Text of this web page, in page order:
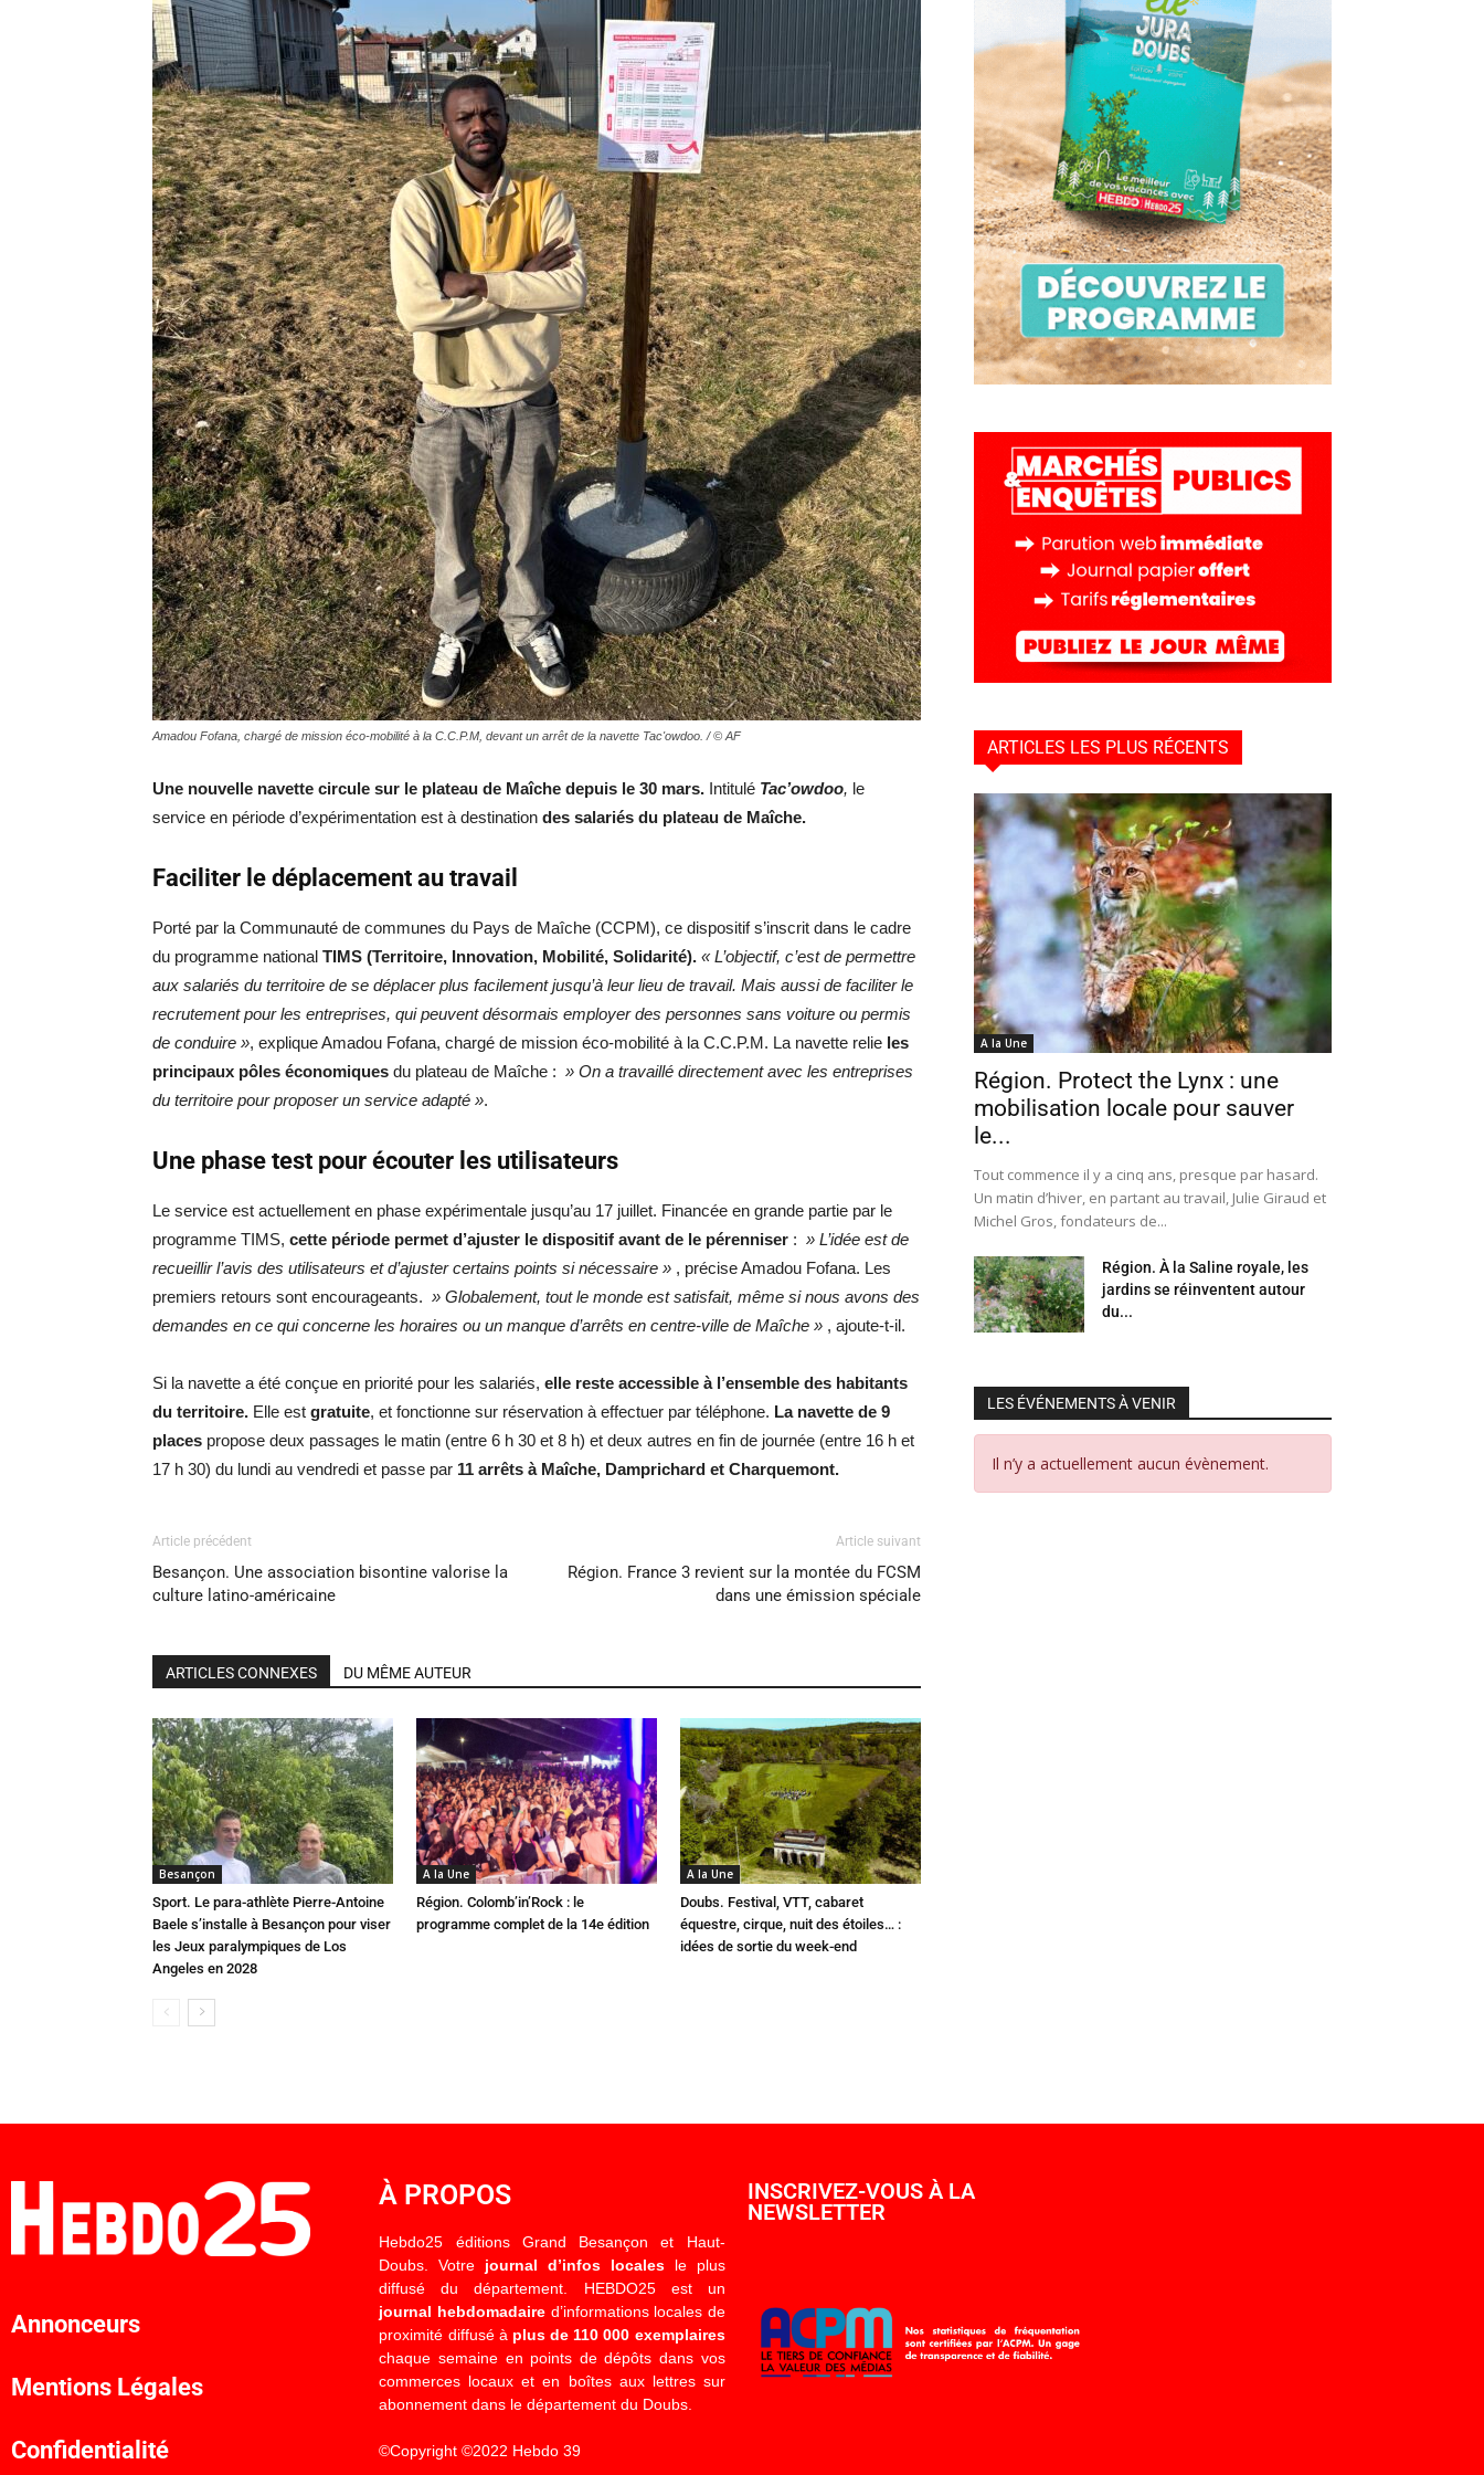
Amadou Fofana, chargé de mission éco-mobilité à la C.C.P.M, devant un arrêt de la navette Tac'owdoo. / © AF
Une nouvelle navette circule sur le plateau de Maîche depuis le 30 mars. Intitulé Tac’owdoo, le
service en période d’expérimentation est à destination des salariés du plateau de Maîche.
Faciliter le déplacement au travail
Porté par la Communauté de communes du Pays de Maîche (CCPM), ce dispositif s’inscrit dans le cadre
du programme national TIMS (Territoire, Innovation, Mobilité, Solidarité). « L’objectif, c’est de permettre
aux salariés du territoire de se déplacer plus facilement jusqu’à leur lieu de travail. Mais aussi de faciliter le
recrutement pour les entreprises, qui peuvent désormais employer des personnes sans voiture ou permis
de conduire », explique Amadou Fofana, chargé de mission éco-mobilité à la C.C.P.M. La navette relie les
principaux pôles économiques du plateau de Maîche : » On a travaillé directement avec les entreprises
du territoire pour proposer un service adapté ».
Une phase test pour écouter les utilisateurs
Le service est actuellement en phase expérimentale jusqu’au 17 juillet. Financée en grande partie par le
programme TIMS, cette période permet d’ajuster le dispositif avant de le pérenniser : » L’idée est de
recueillir l’avis des utilisateurs et d’ajuster certains points si nécessaire » , précise Amadou Fofana. Les
premiers retours sont encourageants. » Globalement, tout le monde est satisfait, même si nous avons des
demandes en ce qui concerne les horaires ou un manque d’arrêts en centre-ville de Maîche » , ajoute-t-il.
Si la navette a été conçue en priorité pour les salariés, elle reste accessible à l’ensemble des habitants
du territoire. Elle est gratuite, et fonctionne sur réservation à effectuer par téléphone. La navette de 9
places propose deux passages le matin (entre 6 h 30 et 8 h) et deux autres en fin de journée (entre 16 h et
17 h 30) du lundi au vendredi et passe par 11 arrêts à Maîche, Damprichard et Charquemont.
Article précédent
Besançon. Une association bisontine valorise la
culture latino-américaine
Article suivant
Région. France 3 revient sur la montée du FCSM
dans une émission spéciale
ARTICLES CONNEXES DU MÊME AUTEUR
Besançon
Sport. Le para-athlète Pierre-Antoine
Baele s’installe à Besançon pour viser
les Jeux paralympiques de Los
Angeles en 2028
A la Une
Région. Colomb’in’Rock : le
programme complet de la 14e édition
A la Une
Doubs. Festival, VTT, cabaret
équestre, cirque, nuit des étoiles… :
idées de sortie du week-end
ARTICLES LES PLUS RÉCENTS
A la Une
Région. Protect the Lynx : une
mobilisation locale pour sauver
le...
Tout commence il y a cinq ans, presque par hasard.
Un matin d’hiver, en partant au travail, Julie Giraud et
Michel Gros, fondateurs de...
Région. À la Saline royale, les
jardins se réinventent autour
du...
LES ÉVÉNEMENTS À VENIR
Il n’y a actuellement aucun évènement.
Annonceurs
Mentions Légales
Confidentialité
À PROPOS
Hebdo25 éditions Grand Besançon et Haut-
Doubs. Votre journal d’infos localesle plus
diffusé du département. HEBDO25 est un
journal hebdomadaired’informations locales de
proximité diffusé à plus de 110 000 exemplaires
chaque semaine en points de dépôts dans vos
commerces locaux et en boîtes aux lettres sur
abonnement dans le département du Doubs.
©Copyright ©2022 Hebdo 39
INSCRIVEZ-VOUS À LA
NEWSLETTER